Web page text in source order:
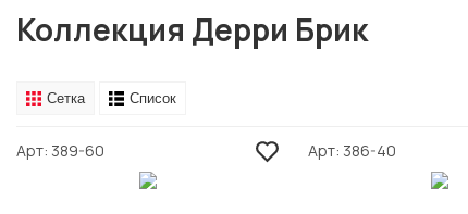
навигации
Коллекция Дерри Брик
Сетка Список
Арт 389-60 Арт 386-40